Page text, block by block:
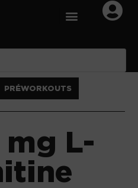
PRÉWORKOUTS
L-